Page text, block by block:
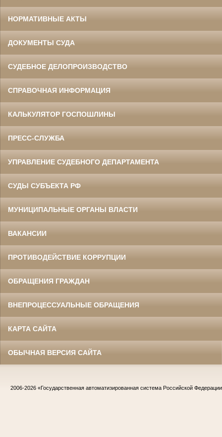
НОРМАТИВНЫЕ АКТЫ
ДОКУМЕНТЫ СУДА
СУДЕБНОЕ ДЕЛОПРОИЗВОДСТВО
СПРАВОЧНАЯ ИНФОРМАЦИЯ
КАЛЬКУЛЯТОР ГОСПОШЛИНЫ
ПРЕСС-СЛУЖБА
УПРАВЛЕНИЕ СУДЕБНОГО ДЕПАРТАМЕНТА
СУДЫ СУБЪЕКТА РФ
МУНИЦИПАЛЬНЫЕ ОРГАНЫ ВЛАСТИ
ВАКАНСИИ
ПРОТИВОДЕЙСТВИЕ КОРРУПЦИИ
ОБРАЩЕНИЯ ГРАЖДАН
ВНЕПРОЦЕССУАЛЬНЫЕ ОБРАЩЕНИЯ
КАРТА САЙТА
ОБЫЧНАЯ ВЕРСИЯ САЙТА
2006-2026 «Государственная автоматизированная система Российской